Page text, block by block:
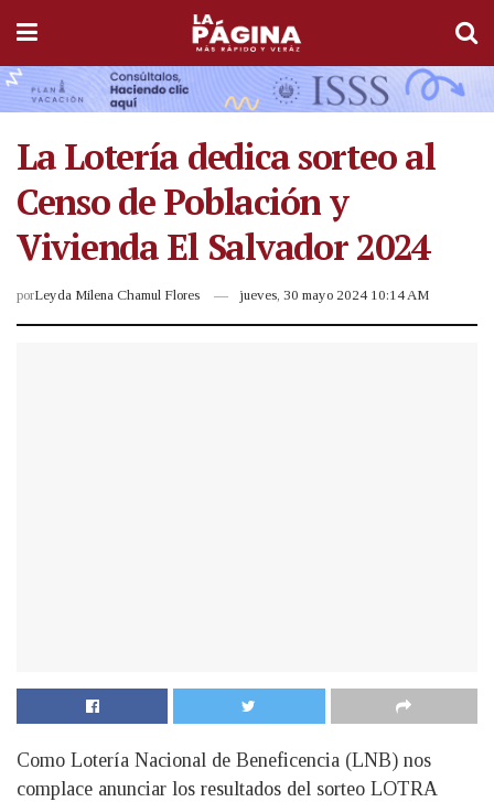
La Lotería dedica sorteo al
Censo de Población y
Vivienda El Salvador 2024
porLeyda Milena Chamul Flores jueves, 30 mayo 2024 10:14 AM
Como Lotería Nacional de Beneficencia (LNB) nos
complace anunciar los resultados del sorteo LOTRA